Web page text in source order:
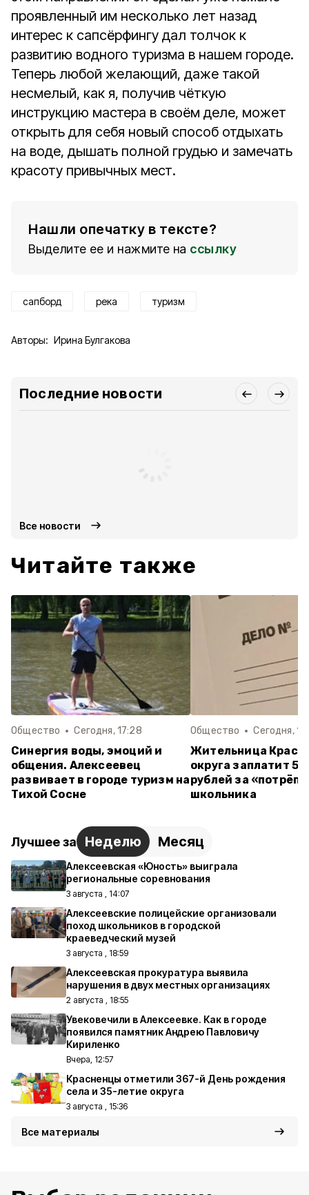
проявленный им несколько лет назад
интерес к сапсёрфингу дал толчок к
развитию водного туризма в нашем городе.
Теперь любой желающий, даже такой
несмелый, как я, получив чёткую
инструкцию мастера в своём деле, может
открыть для себя новый способ отдыхать
на воде, дышать полной грудью и замечать
красоту привычных мест.
Нашли опечатку в тексте?
Выделите ее и нажмите на ссылку
сапборд река туризм
Авторы: Ирина Булгакова
Последние новости
Все новости
Читайте также
Общество Сегодня, 17:28
Синергия воды, эмоций и
общения. Алексеевец
развивает в городе туризм на
Тихой Сосне
Общество Сегодня,
Жительница
округа заплатит
рублей за
школьника
Лучшее за Неделю Месяц
Алексеевская «Юность» выиграла
региональные соревнования
3 августа , 14:07
Алексеевские полицейские организовали
поход школьников в городской
краеведческий музей
3 августа , 18:59
Алексеевская прокуратура выявила
нарушения в двух местных организациях
2 августа , 18:55
Увековечили в Алексеевке. Как в городе
появился памятник Андрею Павловичу
Кириленко
Вчера, 12:57
Красненцы отметили 367-й День рождения
села и 35-летие округа
3 августа , 15:36
Все материалы